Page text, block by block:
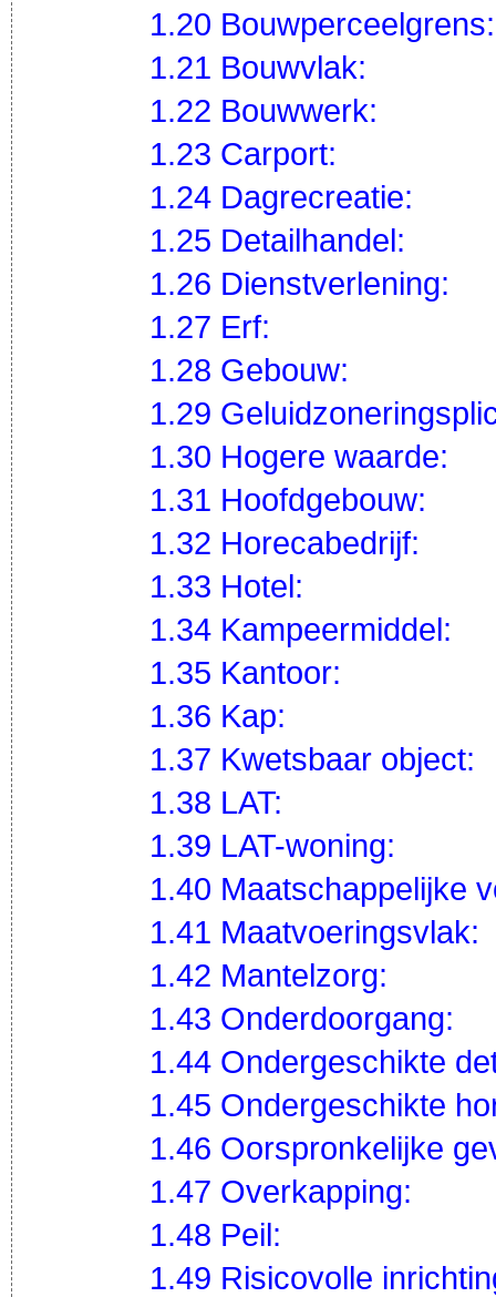
1.20 Bouwperceelgrens:
1.21 Bouwvlak:
1.22 Bouwwerk:
1.23 Carport:
1.24 Dagrecreatie:
1.25 Detailhandel:
1.26 Dienstverlening:
1.27 Erf:
1.28 Gebouw:
1.29
1.30 Hogere waarde:
1.31 Hoofdgebouw:
1.32 Horecabedrijf:
1.33 Hotel:
1.34 Kampeermiddel:
1.35 Kantoor:
1.36 Kap:
1.37 Kwetsbaar object:
1.38 LAT:
1.39 LAT-woning:
1.40 Maatschappelijke
1.41 Maatvoeringsvlak:
1.42 Mantelzorg:
1.43 Onderdoorgang:
1.44 Ondergeschikte
1.45 Ondergeschikte
1.46 Oorspronkelijke
1.47 Overkapping:
1.48 Peil:
1.49 Risicovolle